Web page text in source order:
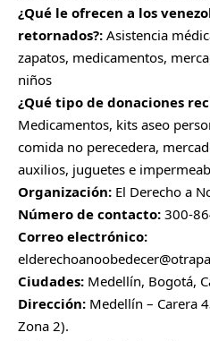
¿Qué le ofrecen a los
retornados?: Asistencia
zapatos, medicamentos,
niños
¿Qué tipo de donaciones
Medicamentos, kits aseo
comida no perecedera,
auxilios, juguetes e
Organización: El Derecho a
Número de contacto: 300-
Correo electrónico:
Ciudades: Medellín, Bogotá,
Dirección: Medellín – Carera
Zona 2).